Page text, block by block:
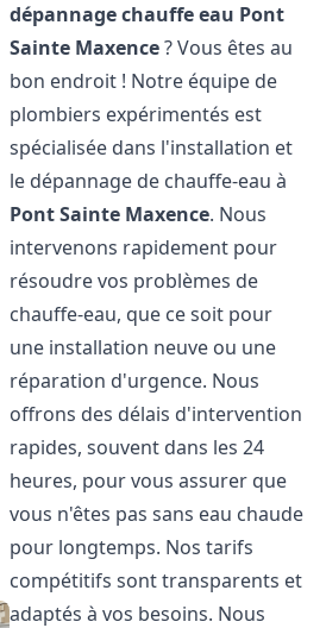
dépannage chauffe eau Pont
Sainte Maxence? Vous êtes au
bon endroit ! Notre équipe de
plombiers expérimentés est
spécialisée dans l'installation et
le dépannage de chauffe-eau à
Pont Sainte Maxence. Nous
intervenons rapidement pour
résoudre vos problèmes de
chauffe-eau, que ce soit pour
une installation neuve ou une
réparation d'urgence. Nous
offrons des délais d'intervention
rapides, souvent dans les 24
heures, pour vous assurer que
vous n'êtes pas sans eau chaude
pour longtemps. Nos tarifs
compétitifs sont transparents et
adaptés à vos besoins. Nous